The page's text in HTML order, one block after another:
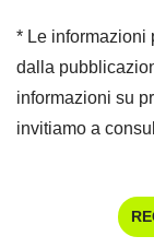
* Le informazioni
dalla
informazioni su
invitiamo a